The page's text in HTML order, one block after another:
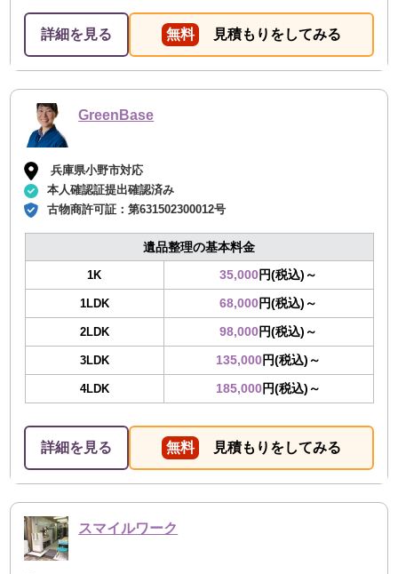
詳細を見る 無料 見積もりをしてみる
GreenBase
兵庫県小野市対応
本人確認証提出確認済み
古物商許可証：第631502300012号
遺品整理の基本料金
1K 35,000円(税込)～
1LDK 68,000円(税込)～
2LDK 98,000円(税込)～
3LDK 135,000円(税込)～
4LDK 185,000円(税込)～
詳細を見る 無料 見積もりをしてみる
スマイルワーク